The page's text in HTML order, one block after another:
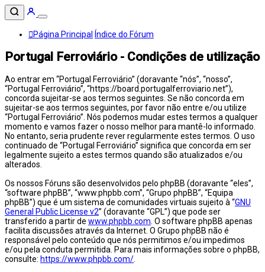
Página Principal Índice do Fórum
Portugal Ferroviário - Condições de utilização
Ao entrar em “Portugal Ferroviário” (doravante “nós”, “nosso”,
“Portugal Ferroviário”, “https://board.portugalferroviario.net”),
concorda sujeitar-se aos termos seguintes. Se não concorda em
sujeitar-se aos termos seguintes, por favor não entre e/ou utilize
“Portugal Ferroviário”. Nós podemos mudar estes termos a qualquer
momento e vamos fazer o nosso melhor para mantê-lo informado.
No entanto, seria prudente rever regularmente estes termos. O uso
continuado de “Portugal Ferroviário” significa que concorda em ser
legalmente sujeito a estes termos quando são atualizados e/ou
alterados.
Os nossos Fóruns são desenvolvidos pelo phpBB (doravante “eles”,
“software phpBB”, “www.phpbb.com”, “Grupo phpBB”, “Equipa
phpBB”) que é um sistema de comunidades virtuais sujeito à “GNU
General Public License v2” (doravante “GPL”) que pode ser
transferido a partir de www.phpbb.com . O software phpBB apenas
facilita discussões através da Internet. O Grupo phpBB não é
responsável pelo conteúdo que nós permitimos e/ou impedimos
e/ou pela conduta permitida. Para mais informações sobre o phpBB,
consulte: https://www.phpbb.com/